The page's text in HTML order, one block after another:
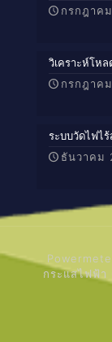
กรกฎาค
วิเคราะห์โห
กรกฎาค
ระบบวัดไฟไ
ธันวาคม
กระแสไฟฟ้